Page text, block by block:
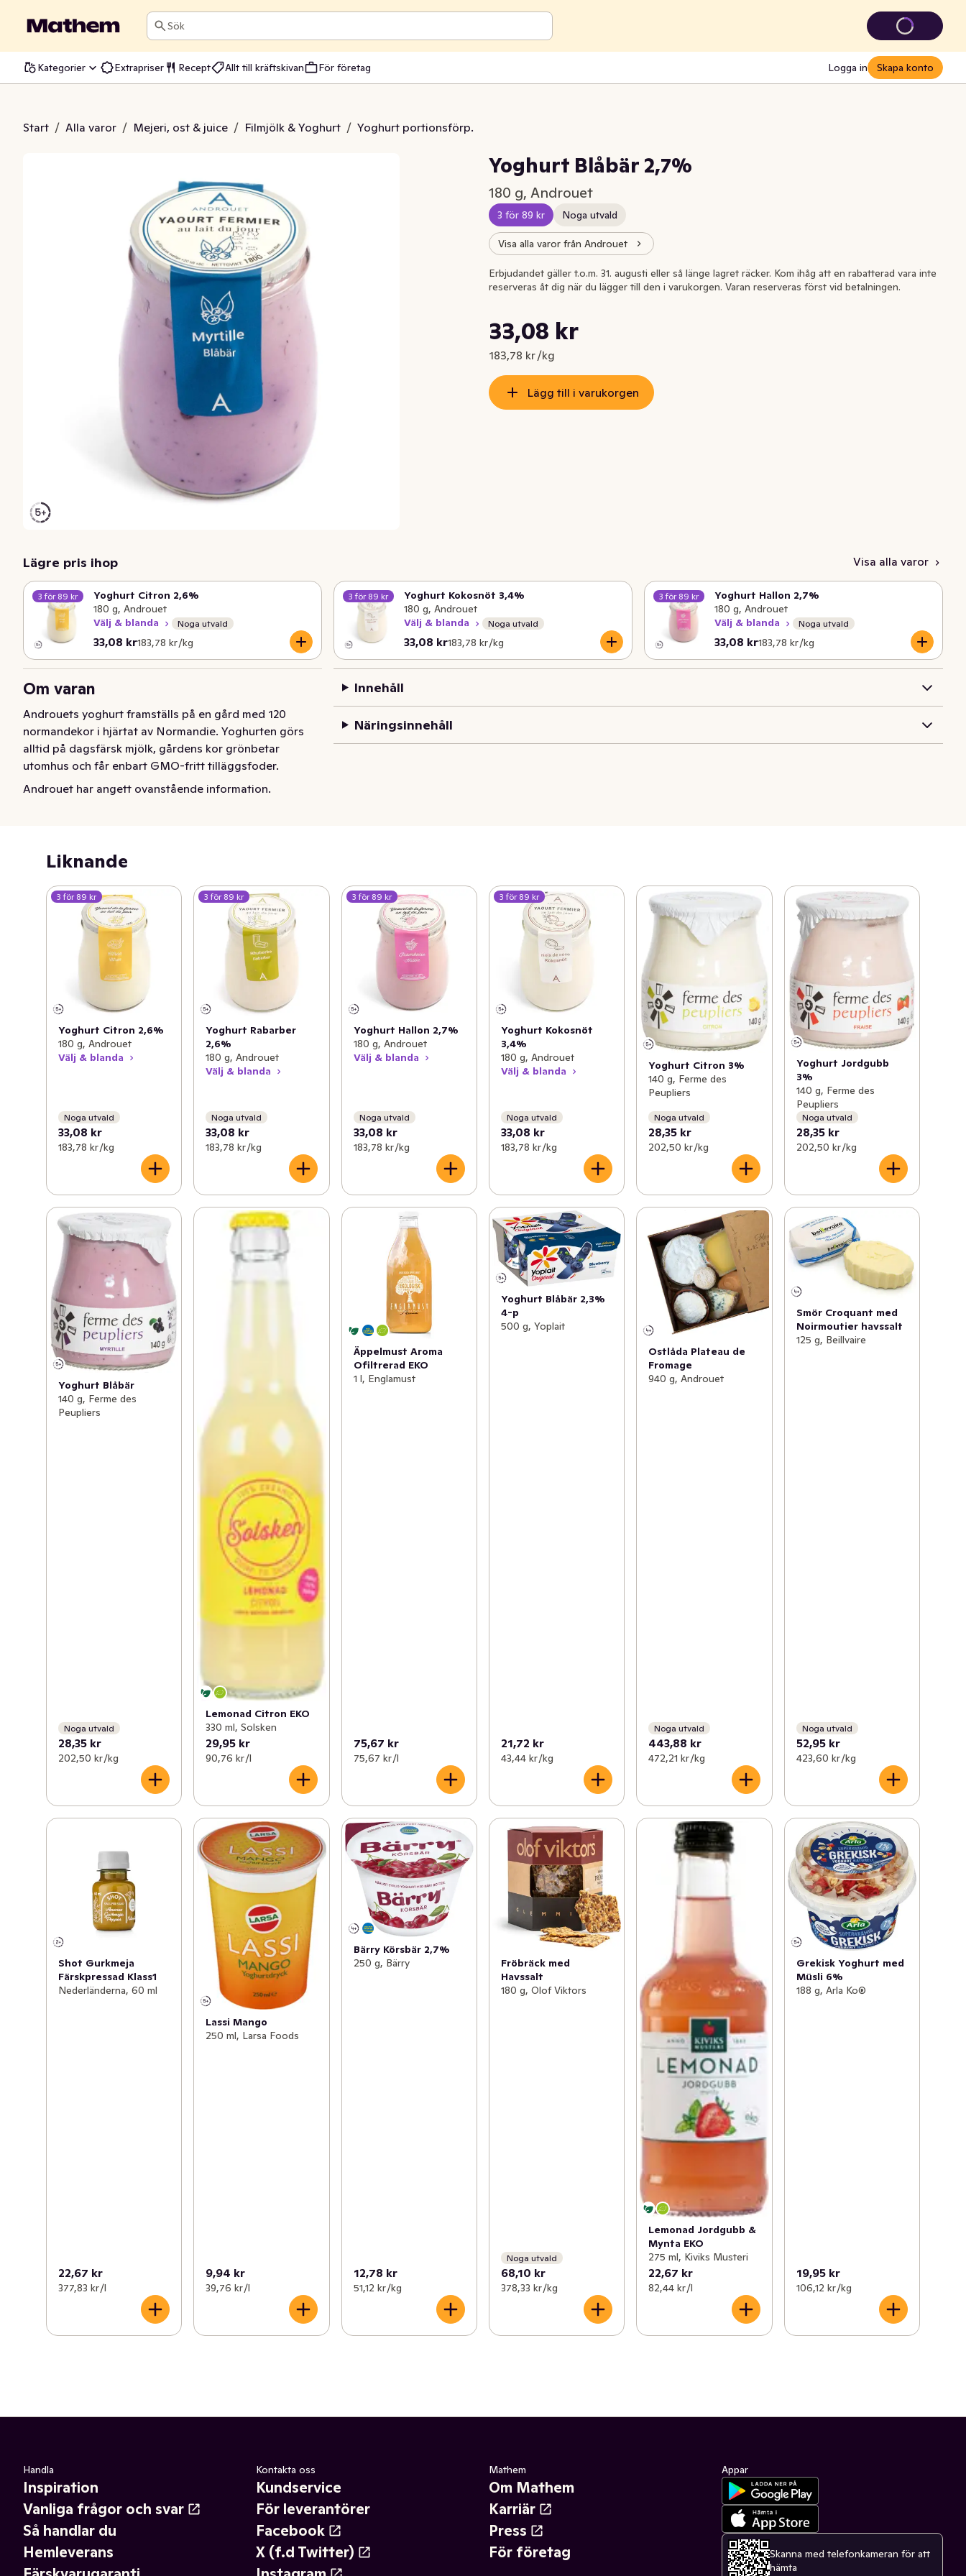
Sök
Kategorier Extrapriser Recept Allt till kräftskivan För företag Logga in Skapa konto
Start / Alla varor / Mejeri, ost & juice / Filmjölk & Yoghurt / Yoghurt portionsförp.
Blåbär 2,7%
Yoghurt Blåbär 2,7%
180 g, Androuet
3 för 89 kr Noga utvald
Visa alla varor från Androuet
Nuvarande pris är: 33,08 kr
33,08 kr
183,78 kr /kg
Styckpris: 183,78 kr /kg
Erbjudandet gäller t.o.m. 31. augusti eller så länge lagret räcker. Kom ihåg att en rabatterad vara inte
reserveras åt dig när du lägger till den i varukorgen. Varan reserveras först vid betalningen.
Lägg till i varukorgen
Lägre pris ihop Visa alla varor
3 för 89 kr
Yoghurt Citron 2,6%
180 g, Androuet
Välj & blanda
Noga utvald
33,08 kr
Nuvarande pris är: 33,08 kr
183,78 kr /kg
Styckpris: 183,78 kr /kg
3 för 89 kr
Yoghurt Kokosnöt 3,4%
180 g, Androuet
Välj & blanda
Noga utvald
33,08 kr
Nuvarande pris är: 33,08 kr
183,78 kr /kg
Styckpris: 183,78 kr /kg
3 för 89 kr
Yoghurt Hallon 2,7%
180 g, Androuet
Välj & blanda
Noga utvald
33,08 kr
Nuvarande pris är: 33,08 kr
183,78 kr /kg
Styckpris: 183,78 kr /kg
Om varan
Androuets yoghurt framställs på en gård med 120
normandekor i hjärtat av Normandie. Yoghurten görs
alltid på dagsfärsk mjölk, gårdens kor grönbetar
utomhus och får enbart GMO-fritt tilläggsfoder.
Androuet har angett ovanstående information.
Innehåll
Näringsinnehåll
Liknande
3 för 89 kr
Yoghurt Citron 2,6%
180 g, Androuet
Välj & blanda
Noga utvald
33,08 kr
183,78 kr /kg
3 för 89 kr
Yoghurt Rabarber
2,6%
180 g, Androuet
Välj & blanda
Noga utvald
33,08 kr
183,78 kr /kg
3 för 89 kr
Yoghurt Hallon 2,7%
180 g, Androuet
Välj & blanda
Noga utvald
33,08 kr
183,78 kr /kg
3 för 89 kr
Yoghurt Kokosnöt
3,4%
180 g, Androuet
Välj & blanda
Noga utvald
33,08 kr
183,78 kr /kg
Yoghurt Citron 3%
140 g, Ferme des
Peupliers
Noga utvald
28,35 kr
202,50 kr /kg
Yoghurt Jordgubb
3%
140 g, Ferme des
Peupliers
Noga utvald
28,35 kr
202,50 kr /kg
Yoghurt Blåbär
140 g, Ferme des
Peupliers
Noga utvald
28,35 kr
202,50 kr /kg
Lemonad Citron EKO
330 ml, Solsken
29,95 kr
90,76 kr /l
Äppelmust Aroma
Ofiltrerad EKO
1 l, Englamust
75,67 kr
75,67 kr /l
Yoghurt Blåbär 2,3%
4-p
500 g, Yoplait
21,72 kr
43,44 kr /kg
Ostlåda Plateau de
Fromage
940 g, Androuet
Noga utvald
443,88 kr
472,21 kr /kg
Smör Croquant med
Noirmoutier havssalt
125 g, Beillvaire
Noga utvald
52,95 kr
423,60 kr /kg
Shot Gurkmeja
Färskpressad Klass1
Nederländerna, 60 ml
22,67 kr
377,83 kr /l
Lassi Mango
250 ml, Larsa Foods
9,94 kr
39,76 kr /l
Bärry Körsbär 2,7%
250 g, Bärry
12,78 kr
51,12 kr /kg
Fröbräck med
Havssalt
180 g, Olof Viktors
Noga utvald
68,10 kr
378,33 kr /kg
Lemonad Jordgubb &
Mynta EKO
275 ml, Kiviks Musteri
22,67 kr
82,44 kr /l
Grekisk Yoghurt med
Müsli 6%
188 g, Arla Ko®
19,95 kr
106,12 kr /kg
Handla
Inspiration
Vanliga frågor och svar
Så handlar du
Hemleverans
Kontakta oss
Kundservice
För leverantörer
Facebook
X (f.d Twitter)
Mathem
Om Mathem
Karriär
Press
För företag
Appar
Skanna med telefonkameran för att
hämta